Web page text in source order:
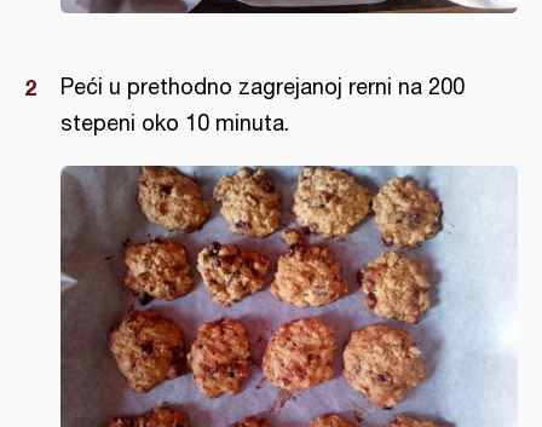
Peći u prethodno zagrejanoj rerni na 200
stepeni oko 10 minuta.